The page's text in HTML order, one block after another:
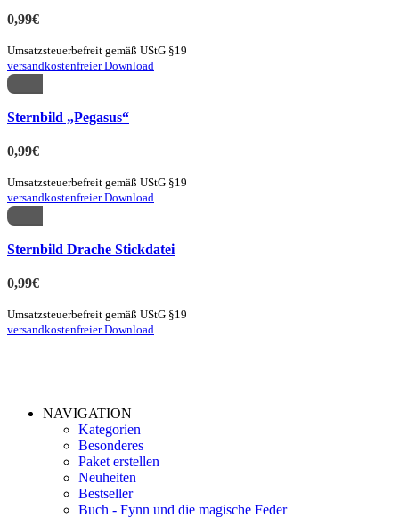
0,99€
Umsatzsteuerbefreit gemäß UStG §19
versandkostenfreier Download
zur Merkliste hinzufügen
Sternbild „Pegasus“
0,99€
Umsatzsteuerbefreit gemäß UStG §19
versandkostenfreier Download
zur Merkliste hinzufügen
Sternbild Drache Stickdatei
0,99€
Umsatzsteuerbefreit gemäß UStG §19
versandkostenfreier Download
NAVIGATION
Kategorien
Besonderes
Paket erstellen
Neuheiten
Bestseller
Buch - Fynn und die magische Feder